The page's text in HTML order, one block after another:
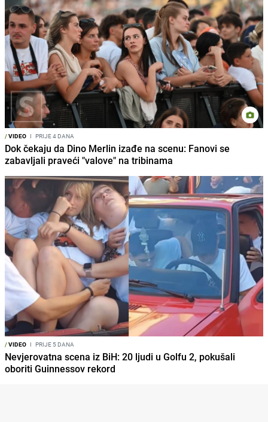
/VIDEO I PRIJE 4 DANA
Dok čekaju da Dino Merlin izađe na scenu: Fanovi se
zabavljali praveći "valove" na tribinama
/VIDEO I PRIJE 5 DANA
Nevjerovatna scena iz BiH: 20 ljudi u Golfu 2, pokušali
oboriti Guinnessov rekord